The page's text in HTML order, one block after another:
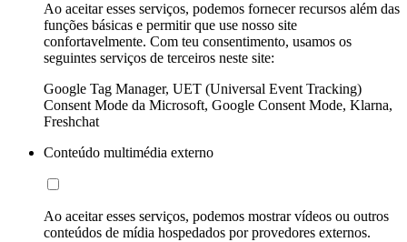
Ao aceitar esses serviços, podemos fornecer recursos além das
funções básicas e permitir que use nosso site
confortavelmente. Com teu consentimento, usamos os
seguintes serviços de terceiros neste site:
Google Tag Manager, UET (Universal Event Tracking)
Consent Mode da Microsoft, Google Consent Mode, Klarna,
Freshchat
Conteúdo multimédia externo
Ao aceitar esses serviços, podemos mostrar vídeos ou outros
conteúdos de mídia hospedados por provedores externos.